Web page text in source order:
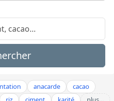
anacarde
cacao